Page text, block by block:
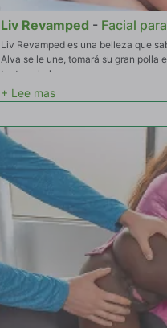
Liv Revamped - Facial
Liv Revamped es una belleza que
Alva se le une, tomará su gran polla
tanto anhela.